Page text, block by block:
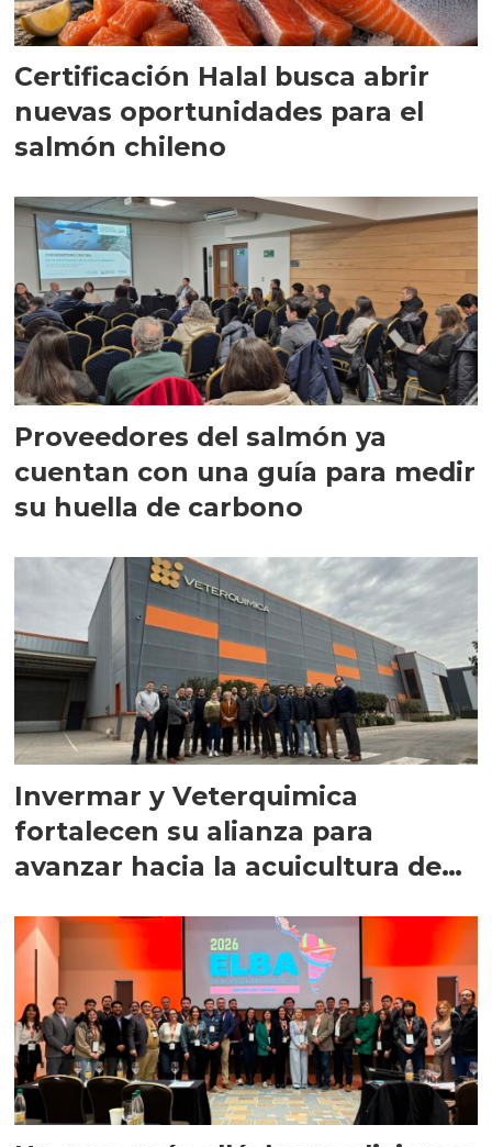
Certificación Halal busca abrir
nuevas oportunidades para el
salmón chileno
Proveedores del salmón ya
cuentan con una guía para medir
su huella de carbono
Invermar y Veterquimica
fortalecen su alianza para
avanzar hacia la acuicultura de